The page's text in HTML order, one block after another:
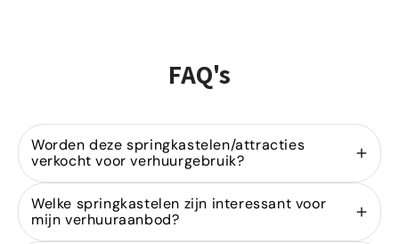
FAQ's
Worden deze springkastelen/attracties
verkocht voor verhuurgebruik?
Ja, wij zijn gespecialiseerd in de
springkastelenvoor verhuurders. Onze modellen
zijn ontworpen voor intensief gebruik binnen de
Welke springkastelen zijn interessant voor
mijn verhuuraanbod?